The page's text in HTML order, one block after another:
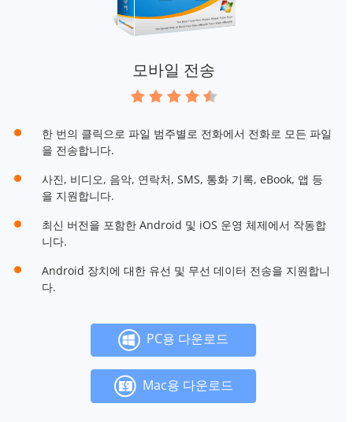
모바일 전송
한 번의 클릭으로 파일 범주별로 전화에서 전화로 모든 파일
을 전송합니다.
사진, 비디오, 음악, 연락처, SMS, 통화 기록, eBook, 앱 등
을 지원합니다.
최신 버전을 포함한 Android 및 iOS 운영 체제에서 작동합
니다.
Android 장치에 대한 유선 및 무선 데이터 전송을 지원합니
다.
PC용 다운로드
Mac용 다운로드